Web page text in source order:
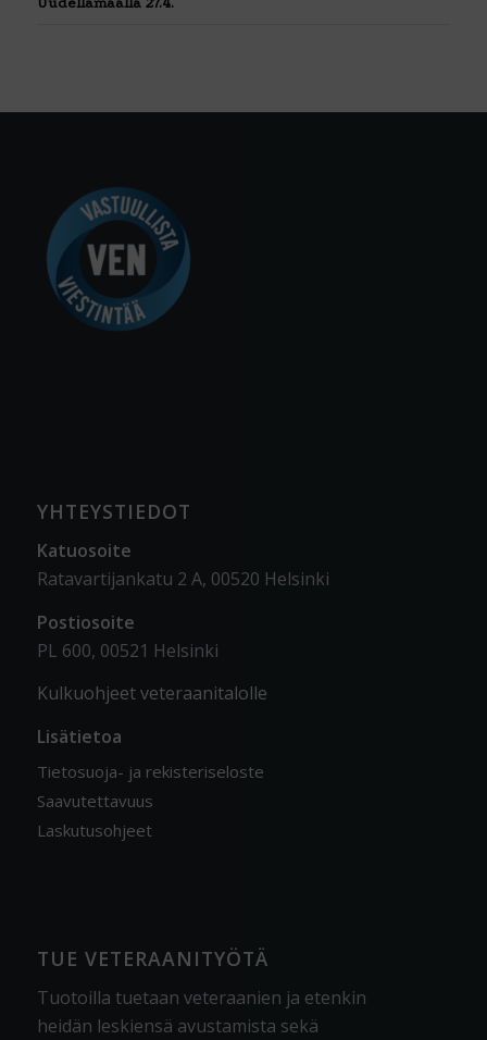
YHTEYSTIEDOT
Katuosoite
Ratavartijankatu 2 A, 00520 Helsinki
Postiosoite
PL 600, 00521 Helsinki
Kulkuohjeet veteraanitalolle
Lisätietoa
Tietosuoja- ja rekisteriseloste
Saavutettavuus
Laskutusohjeet
TUE VETERAANITYÖTÄ
Tuotoilla tuetaan veteraanien ja etenkin
heidän leskiensä avustamista sekä